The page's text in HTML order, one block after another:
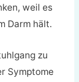
weil es
Darm hält.
zu
Symptome